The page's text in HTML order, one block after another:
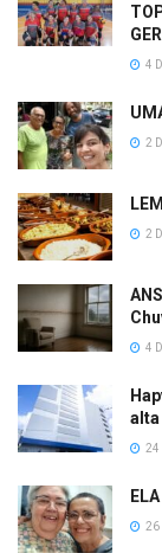
4
2
2
4
alta
24
26